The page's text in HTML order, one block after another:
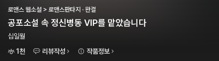
로맨스 웹소설 > 로맨스판타지 · 완결
공포소설 속 정신병동 VIP를 맡았습니다
십일월
1천
리뷰작성 작품정보